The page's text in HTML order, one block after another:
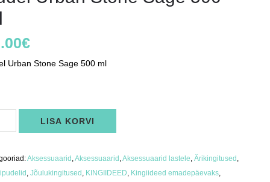
€
Urban Stone Sage 500 ml
LISA KORVI
Aksessuaarid ,Aksessuaarid ,Aksessuaarid lastele ,Ärikingitused
,Jõulukingitused KINGIIDEED Kingiideed emadepäevaks